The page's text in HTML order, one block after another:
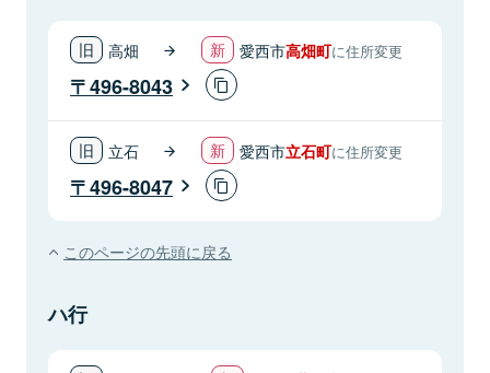
高畑 愛西市高畑町に住所変更
496-8043
立石 愛西市立石町に住所変更
496-8047
このページの先頭に戻る
ハ行